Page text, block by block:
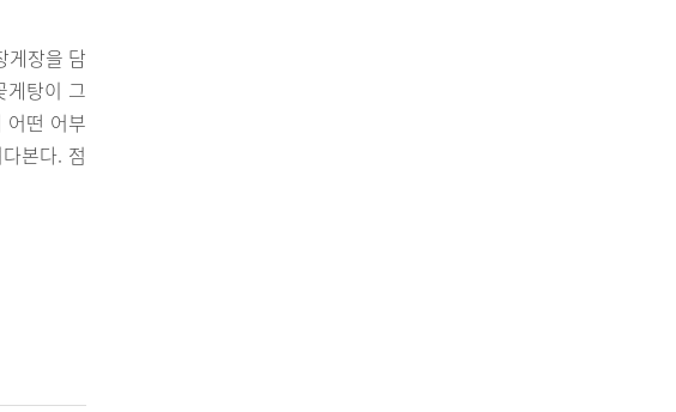
게장을 담
게탕이 그
어떤 어부
본다. 점